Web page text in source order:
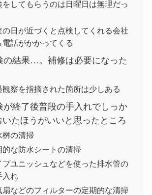
をしてもらうのは日曜日は無理だっ
の日が近づくと点検してくれる会社
電話がかかってくる
の結果…。補修は必要になった
観察を指摘された箇所は少しある
が終了後普段の手入れでしっか
いたほうがいいと思ったところ
桝の清掃
的な防水シートの清掃
プユニッシュなどを使った排水管の
入れ
扇などのフィルターの定期的な清掃